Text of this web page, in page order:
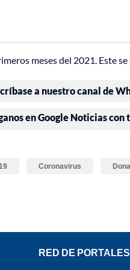
meses del 2021. Este
a nuestro canal de
en Google Noticias
Coronavirus
RED DE PORTALES